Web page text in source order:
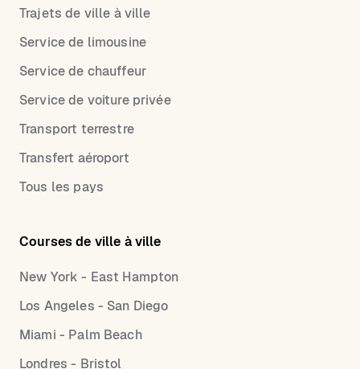
Trajets de ville à ville
Service de limousine
Service de chauffeur
Service de voiture privée
Transport terrestre
Transfert aéroport
Tous les pays
Courses de ville à ville
New York - East Hampton
Los Angeles - San Diego
Miami - Palm Beach
Londres - Bristol